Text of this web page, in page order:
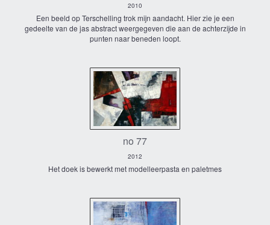
2010
Een beeld op Terschelling trok mijn aandacht. Hier zie je een
gedeelte van de jas abstract weergegeven die aan de achterzijde in
punten naar beneden loopt.
no 77
2012
Het doek is bewerkt met modelleerpasta en paletmes